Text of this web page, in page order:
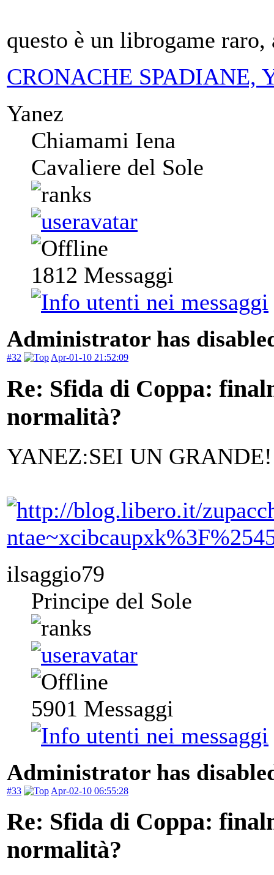
questo è un librogame
CRONACHE SPADIANE,
Yanez
Chiamami Iena
Cavaliere del Sole
1812 Messaggi
Administrator has
#32 Apr-01-10 21:52:09
Re: Sfida di Coppa:
normalità?
YANEZ:SEI UN GRANDE!
ilsaggio79
Principe del Sole
5901 Messaggi
Administrator has
#33 Apr-02-10 06:55:28
Re: Sfida di Coppa:
normalità?